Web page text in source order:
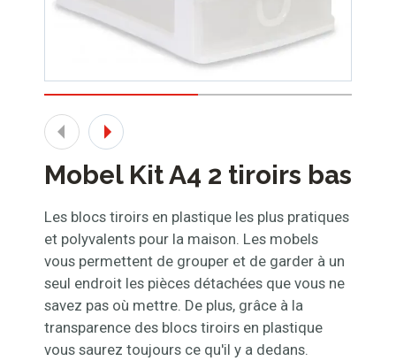
Mobel Kit A4 2 tiroirs bas
Les blocs tiroirs en plastique les plus pratiques
et polyvalents pour la maison. Les mobels
vous permettent de grouper et de garder à un
seul endroit les pièces détachées que vous ne
savez pas où mettre. De plus, grâce à la
transparence des blocs tiroirs en plastique
vous saurez toujours ce qu'il y a dedans.